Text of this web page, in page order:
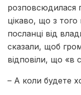
розповсюдилася
цікаво, що з
посланці від
сказали, щоб
відповіли, що «в
– А коли будете